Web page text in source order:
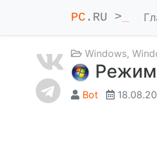
PC .RU >
Windows,
Bot